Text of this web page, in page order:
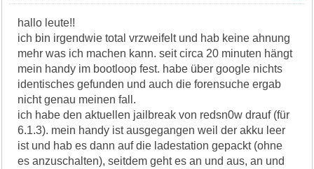
hallo leute!!
ich bin irgendwie total vrzweifelt und hab keine ahnung
mehr was ich machen kann. seit circa 20 minuten hängt
mein handy im bootloop fest. habe über google nichts
identisches gefunden und auch die forensuche ergab
nicht genau meinen fall.
ich habe den aktuellen jailbreak von redsn0w drauf (für
6.1.3). mein handy ist ausgegangen weil der akku leer
ist und hab es dann auf die ladestation gepackt (ohne
es anzuschalten), seitdem geht es an und aus, an und